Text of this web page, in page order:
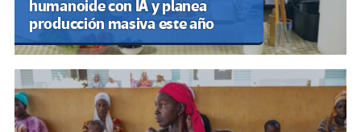
humanoide con IA y planea
producción masiva este año